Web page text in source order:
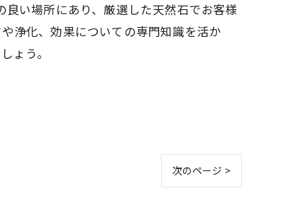
い場所にあり、厳選した天然石でお客様
浄化、効果についての専門知識を活か
ょう。
次のページ >